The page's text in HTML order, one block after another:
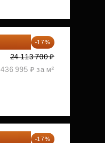
-17%
24 113 700 ₽
436 995 ₽ за м²
-17%